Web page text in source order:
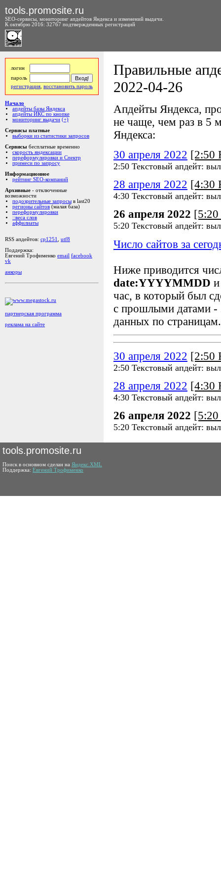
tools.promosite.ru
SEO-сервисы, мониторинг апдейтов Яндекса и изменений выдачи.
К октябрю 2016: 32767 подтвержденных регистраций
логин
пароль
регистрация восстановить пароль
Начало
апдейты базы Яндекса
апдейты ИКС по кнопке
мониторинг выдачи (+)
Сервисы платные
выборки из статистики запросов
Сервисы бесплатные временно
скорость яндексации
переформулировки и Спектр
примеси по запросу
Информационное
рейтинг SEO-компаний
Архивные - отключенные
возможности
подозрительные запросы в last20
регионы сайтов (малая база)
переформулировки
::веса слов
аффилиаты
RSS апдейтов: cp1251
utf8
Поддержка:
Евгений Трофименко email facebook
vk
анкоры
партнерская программа
реклама на сайте
Правильные
2022-04-26
Апдейты Яндекса,
не чаще, чем раз в 5
Яндекса:
30 апреля 2022 [2:50
2:50 Текстовый апдейт:
28 апреля 2022 [4:30
4:30 Текстовый апдейт:
26 апреля 2022
5:20 Текстовый апдейт:
Число сайтов за
Ниже приводится
date:YYYYMMDD
час, в который был
с прошлыми датами -
данных по страницам.
30 апреля 2022 [2:50
2:50 Текстовый апдейт:
28 апреля 2022 [4:30
4:30 Текстовый апдейт:
26 апреля 2022
5:20 Текстовый апдейт:
tools.promosite.ru
Поиск в основном сделан на Яндекс.XML
Поддержка: Евгений Трофименко